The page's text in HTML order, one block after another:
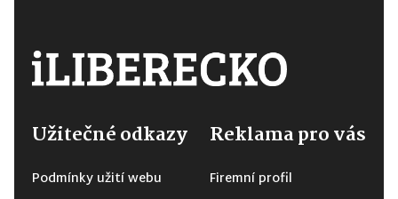
Užitečné odkazy
Podmínky užití webu
Reklama pro vás
Firemní profil